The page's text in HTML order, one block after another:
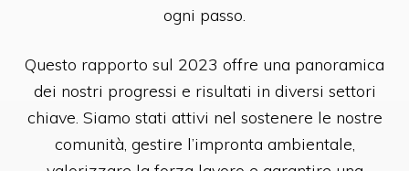
ogni passo.
Questo rapporto sul 2023 offre una panoramica
dei nostri progressi e risultati in diversi settori
chiave. Siamo stati attivi nel sostenere le nostre
comunità, gestire l’impronta ambientale,